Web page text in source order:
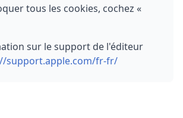
tous les cookies, cochez «
sur le support de l'éditeur
support.apple.com/fr-fr/